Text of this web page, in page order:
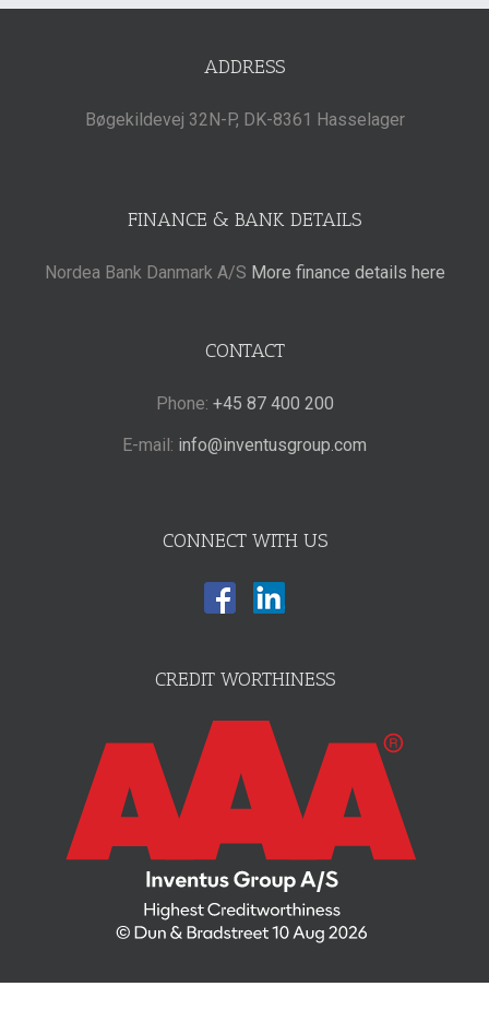
ADDRESS
Bøgekildevej 32N-P, DK-8361 Hasselager
FINANCE & BANK DETAILS
Nordea Bank Danmark A/S More finance details here
CONTACT
Phone: +45 87 400 200
E-mail: info@inventusgroup.com
CONNECT WITH US
CREDIT WORTHINESS